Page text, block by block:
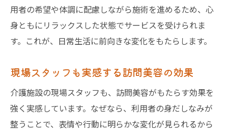
用者の希望や体調に配慮しながら施術を進めるため、心
身ともにリラックスした状態でサービスを受けられま
す。これが、日常生活に前向きな変化をもたらします。
現場スタッフも実感する訪問美容の効果
介護施設の現場スタッフも、訪問美容がもたらす効果を
強く実感しています。なぜなら、利用者の身だしなみが
整うことで、表情や行動に明らかな変化が見られるから